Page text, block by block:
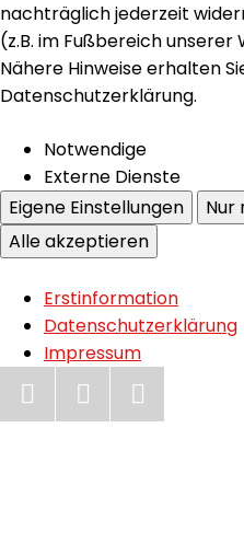
nachträglich jederzeit
(z.B. im Fußbereich unserer
Nähere Hinweise erhalten
Datenschutzerklärung.
Notwendige
Externe Dienste
Eigene Einstellungen
Nur
Alle akzeptieren
Erstinformation
Datenschutzerklärung
Impressum
Jetzt anrufen
ZumZum